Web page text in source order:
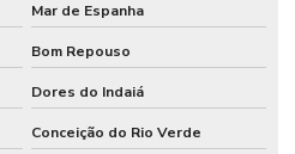
Mar de Espanha
Bom Repouso
Dores do Indaiá
Conceição do Rio Verde